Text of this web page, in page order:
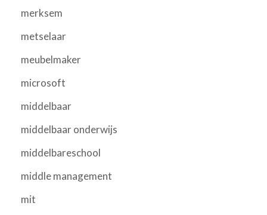
merksem
metselaar
meubelmaker
microsoft
middelbaar
middelbaar onderwijs
middelbareschool
middle management
mit